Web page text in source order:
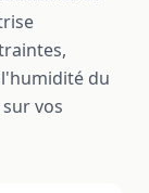
du
vos